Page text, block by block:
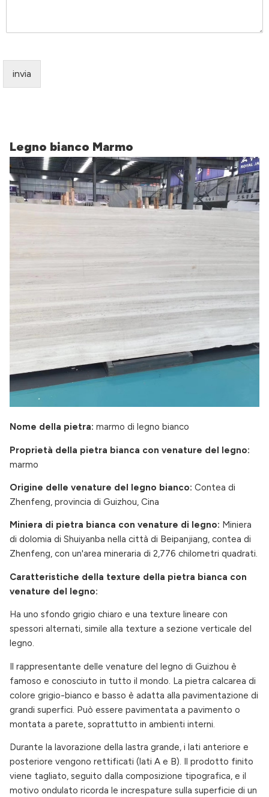
invia
Legno bianco Marmo
Nome della pietra: marmo di legno bianco
Proprietà della pietra bianca con venature del legno:
marmo
Origine delle venature del legno bianco: Contea di
Zhenfeng, provincia di Guizhou, Cina
Miniera di pietra bianca con venature di legno: Miniera
di dolomia di Shuiyanba nella città di Beipanjiang, contea di
Zhenfeng, con un'area mineraria di 2,776 chilometri quadrati.
Caratteristiche della texture della pietra bianca con
venature del legno:
Ha uno sfondo grigio chiaro e una texture lineare con
spessori alternati, simile alla texture a sezione verticale del
legno.
Il rappresentante delle venature del legno di Guizhou è
famoso e conosciuto in tutto il mondo. La pietra calcarea di
colore grigio-bianco e basso è adatta alla pavimentazione di
grandi superfici. Può essere pavimentata a pavimento o
montata a parete, soprattutto in ambienti interni.
Durante la lavorazione della lastra grande, i lati anteriore e
posteriore vengono rettificati (lati A e B). Il prodotto finito
viene tagliato, seguito dalla composizione tipografica, e il
motivo ondulato ricorda le increspature sulla superficie di un